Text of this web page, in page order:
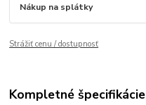
Nákup na splátky
Strážiť cenu / dostupnosť
Kompletné špecifikácie